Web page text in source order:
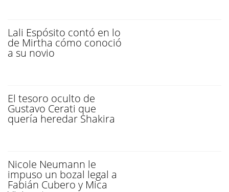
Lali Espósito contó en lo
de Mirtha cómo conoció
a su novio
El tesoro oculto de
Gustavo Cerati que
quería heredar Shakira
Nicole Neumann le
impuso un bozal legal a
Fabián Cubero y Mica